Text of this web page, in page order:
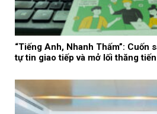
“Tiếng Anh, Nhanh Thấm”: Cuốn
tự tin giao tiếp và mở lối thăng tiến